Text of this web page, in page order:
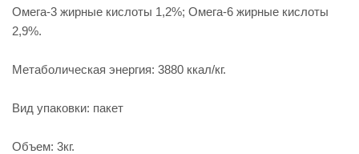
Омега-3 жирные кислоты 1,2%; Омега-6 жирные кислоты
2,9%.
Метаболическая энергия: 3880 ккал/кг.
Вид упаковки: пакет
Объем: 3кг.